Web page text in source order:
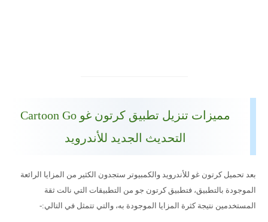
مميزات تنزيل تطبيق كرتون غو Cartoon Go
التحديث الجديد للأندرويد
بعد تحميل كرتون غو للأندرويد والكمبيوتر ستجدون الكثير من المزايا الرائعة
الموجودة بالتطبيق، فتطبيق كرتون جو من التطبيقات التي نالت ثقة
المستخدمين نتيجة كثرة المزايا الموجودة به، والتي تتمثل في التالي:-